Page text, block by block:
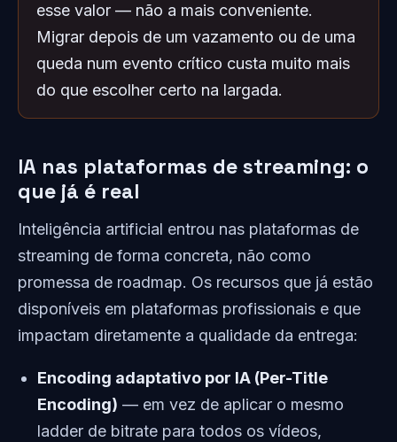
esse valor — não a mais conveniente.
Migrar depois de um vazamento ou de uma
queda num evento crítico custa muito mais
do que escolher certo na largada.
IA nas plataformas de streaming: o
que já é real
Inteligência artificial entrou nas plataformas de
streaming de forma concreta, não como
promessa de roadmap. Os recursos que já estão
disponíveis em plataformas profissionais e que
impactam diretamente a qualidade da entrega:
Encoding adaptativo por IA (Per-Title
Encoding) — em vez de aplicar o mesmo
ladder de bitrate para todos os vídeos,